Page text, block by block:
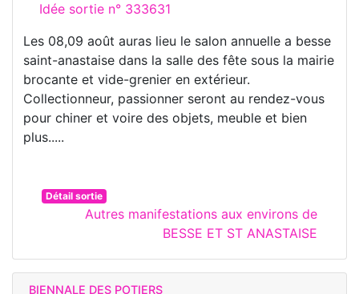
Idée sortie n° 333631
Les 08,09 août auras lieu le salon annuelle a besse
saint-anastaise dans la salle des fête sous la mairie
brocante et vide-grenier en extérieur.
Collectionneur, passionner seront au rendez-vous
pour chiner et voire des objets, meuble et bien
plus.....
Détail sortie
Autres manifestations aux environs de
BESSE ET ST ANASTAISE
BIENNALE DES POTIERS